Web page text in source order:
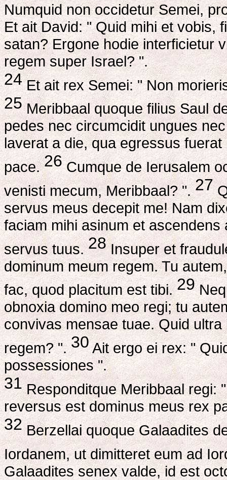
Numquid non occidetur Semei,
Et ait David: " Quid mihi et vobis,
satan? Ergone hodie interficietur
regem super Israel? ".
24Et ait rex Semei: " Non
25Meribbaal quoque filius Saul
pedes nec circumcidit ungues
laverat a die, qua egressus
pace.26Cumque de Ierusalem
venisti mecum, Meribbaal? ".27
servus meus decepit me! Nam
faciam mihi asinum et
servus tuus.28Insuper et
dominum meum regem. Tu
fac, quod placitum est tibi.29
obnoxia domino meo regi; tu
convivas mensae tuae. Quid
regem? ".30Ait ergo ei rex: "
possessiones ".
31Responditque Meribbaal regi:
reversus est dominus meus rex
32Berzellai quoque Galaadites
Iordanem, ut dimitteret eum ad
Galaadites senex valde, id est